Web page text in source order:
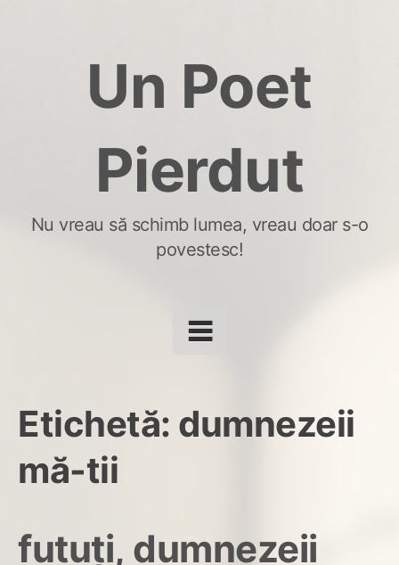
Un Poet
Pierdut
Nu vreau să schimb lumea, vreau doar s-o
povestesc!
Etichetă: dumnezeii
mă-tii
futuți, dumnezeii